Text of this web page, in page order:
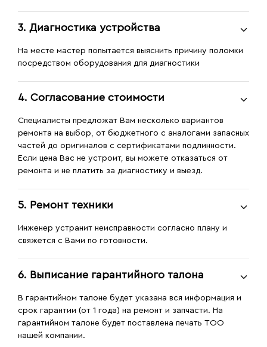
3. Диагностика устройства
На месте мастер попытается выяснить причину поломки
посредством оборудования для диагностики
4. Согласование стоимости
Специалисты предложат Вам несколько вариантов
ремонта на выбор, от бюджетного с аналогами запасных
частей до оригиналов с сертификатами подлинности.
Если цена Вас не устроит, вы можете отказаться от
ремонта и не платить за диагностику и выезд.
5. Ремонт техники
Инженер устранит неисправности согласно плану и
свяжется с Вами по готовности.
6. Выписание гарантийного талона
В гарантийном талоне будет указана вся информация и
срок гарантии (от 1 года) на ремонт и запчасти. На
гарантийном талоне будет поставлена печать ТОО
нашей компании.